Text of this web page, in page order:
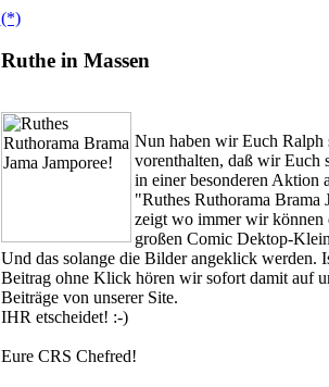
(*)
Ruthe in Massen
Nun haben wir Euch Ralph
vorenthalten, daß wir Euch
in einer besonderen Aktion
"Ruthes Ruthorama Brama
zeigt wo immer wir können
großen Comic Dektop-
Und das solange die Bilder angeklick werden.
Beitrag ohne Klick hören wir sofort damit auf
Beiträge von unserer Site.
IHR etscheidet! :-)
Eure CRS Chefred!